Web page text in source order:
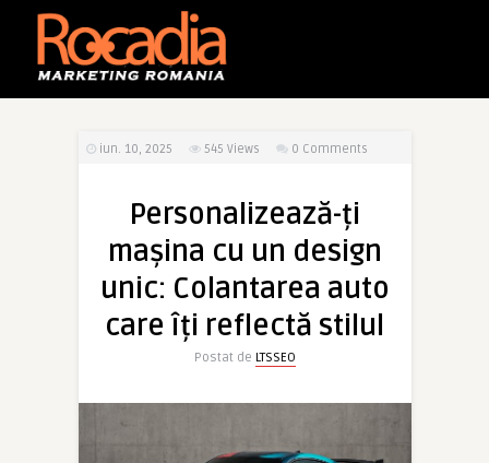
iun. 10, 2025 545 Views 0 Comments
Personalizează-ți
mașina cu un design
unic: Colantarea auto
care îți reflectă stilul
Postat de LTSSEO